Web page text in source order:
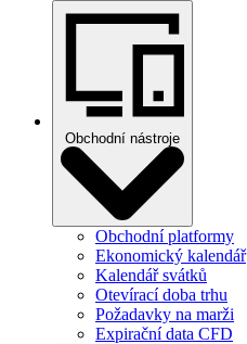
Obchodní nástroje
Obchodní platformy
Ekonomický kalendář
Kalendář svátků
Otevírací doba trhu
Požadavky na marži
Expirační data CFD